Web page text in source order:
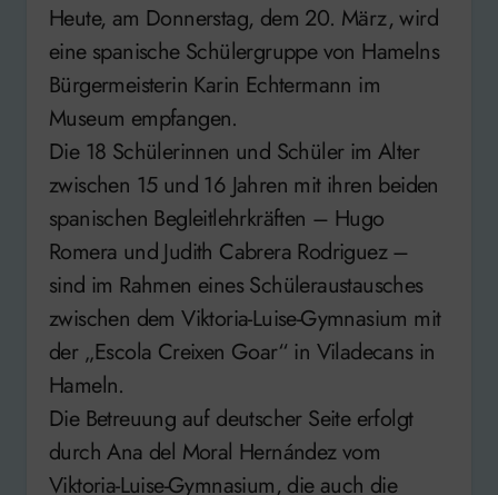
Heute, am Donnerstag, dem 20. März, wird
eine spanische Schülergruppe von Hamelns
Bürgermeisterin Karin Echtermann im
Museum empfangen.
Die 18 Schülerinnen und Schüler im Alter
zwischen 15 und 16 Jahren mit ihren beiden
spanischen Begleitlehrkräften – Hugo
Romera und Judith Cabrera Rodriguez –
sind im Rahmen eines Schüleraustausches
zwischen dem Viktoria-Luise-Gymnasium mit
der „Escola Creixen Goar“ in Viladecans in
Hameln.
Die Betreuung auf deutscher Seite erfolgt
durch Ana del Moral Hernández vom
Viktoria-Luise-Gymnasium, die auch die